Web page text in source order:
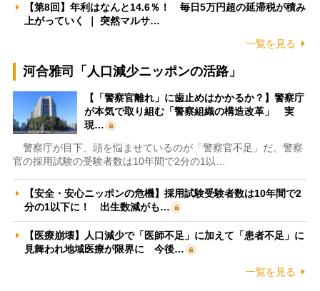
【第8回】年利はなんと14.6％！ 毎日5万円超の延滞税が積み
上がっていく ｜ 突然マルサ…
一覧を見る
河合雅司「人口減少ニッポンの活路」
【「警察官離れ」に歯止めはかかるか？】警察庁
が本気で取り組む「警察組織の構造改革」 実
現…
警察庁が目下、頭を悩ませているのが「警察官不足」だ。警察
官の採用試験の受験者数は10年間で2分の1以…
【安全・安心ニッポンの危機】採用試験受験者数は10年間で2
分の1以下に！ 出生数減がも…
【医療崩壊】人口減少で「医師不足」に加えて「患者不足」に
見舞われ地域医療が限界に 今後…
一覧を見る